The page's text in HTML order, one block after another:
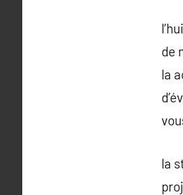
de
la
la